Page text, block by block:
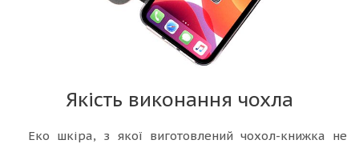
Якість виконання чохла
Еко шкіра, з якої виготовлений чохол-книжка не